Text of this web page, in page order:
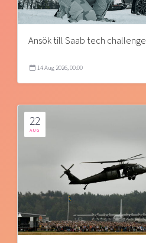
Ansök till Saab tech challenge
14 Aug 2026, 00:00
22
AUG